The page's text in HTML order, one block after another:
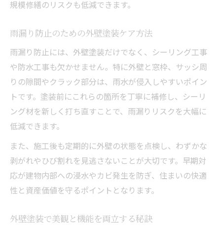
規模修繕のリスクも低減できます。
雨漏り防止のための外壁塗装ケア方法
雨漏り防止には、外壁塗装だけでなく、シーリング工事
や防水工事も欠かせません。特に外壁と窓枠、サッシ周
りの隙間やクラック部分は、雨水が侵入しやすいポイン
トです。塗装前にこれらの箇所を丁寧に補修し、シーリ
ング材を新しく打ち直すことで、雨漏りリスクを大幅に
低減できます。
また、施工後も定期的に外壁の状態を点検し、わずかな
剥がれやひび割れを見逃さないことが大切です。早期対
応が建物内部への浸水やカビ発生を防ぎ、住まいの快適
性と資産価値を守るポイントとなります。
外壁塗装で美観と機能を両立する秘訣